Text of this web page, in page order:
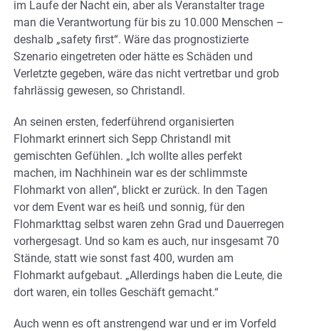
im Laufe der Nacht ein, aber als Veranstalter trage
man die Verantwortung für bis zu 10.000 Menschen –
deshalb „safety first“. Wäre das prognostizierte
Szenario eingetreten oder hätte es Schäden und
Verletzte gegeben, wäre das nicht vertretbar und grob
fahrlässig gewesen, so Christandl.
An seinen ersten, federführend organisierten
Flohmarkt erinnert sich Sepp Christandl mit
gemischten Gefühlen. „Ich wollte alles perfekt
machen, im Nachhinein war es der schlimmste
Flohmarkt von allen“, blickt er zurück. In den Tagen
vor dem Event war es heiß und sonnig, für den
Flohmarkttag selbst waren zehn Grad und Dauerregen
vorhergesagt. Und so kam es auch, nur insgesamt 70
Stände, statt wie sonst fast 400, wurden am
Flohmarkt aufgebaut. „Allerdings haben die Leute, die
dort waren, ein tolles Geschäft gemacht.“
Auch wenn es oft anstrengend war und er im Vorfeld